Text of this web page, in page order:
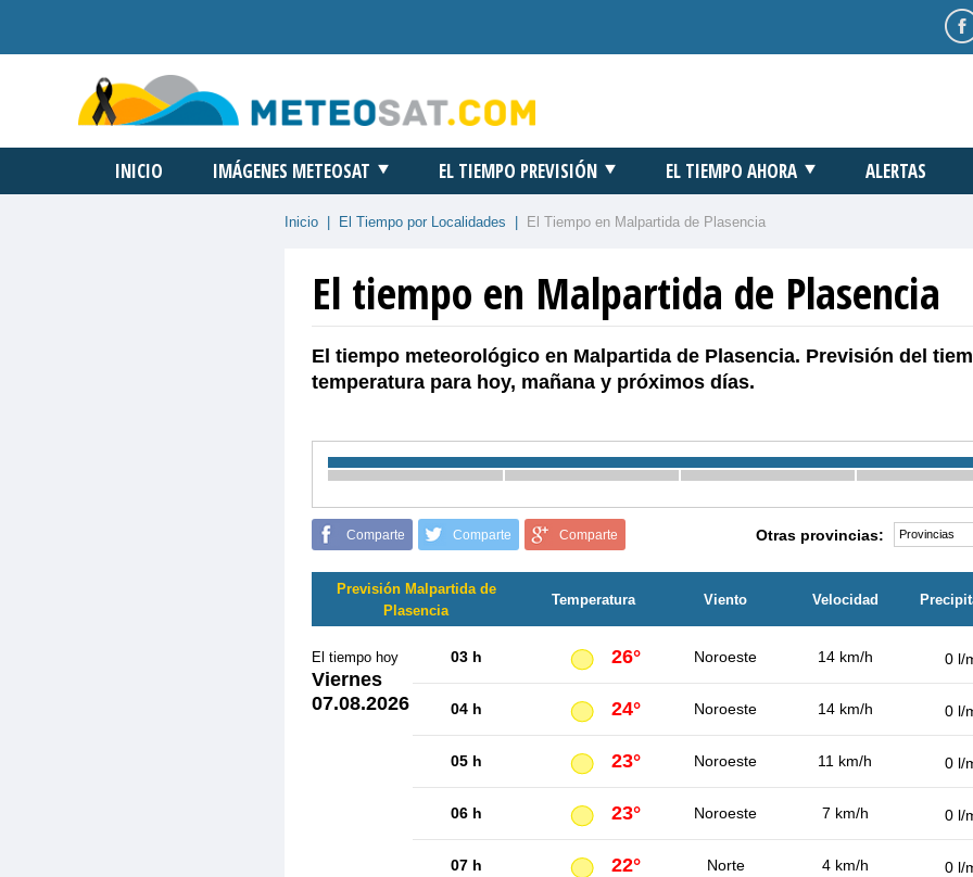
INICIO IMÁGENES METEOSAT EL TIEMPO PREVISIÓN EL TIEMPO AHORA ALERTAS
Inicio El Tiempo por Localidades El Tiempo en Malpartida de Plasencia
El tiempo en Malpartida de Plasencia
El tiempo meteorológico en Malpartida de Plasencia. Previsión del
temperatura para hoy, mañana y próximos días.
Comparte Comparte Comparte Otras provincias:
Previsión Malpartida de
Plasencia
Temperatura Viento Velocidad
El tiempo hoy
Viernes
07.08.2026
03 h 26° Noroeste 14 km/h 0 l/
04 h 24° Noroeste 14 km/h 0 l/
05 h 23° Noroeste 11 km/h 0 l/
06 h 23° Noroeste 7 km/h 0 l/
07 h 22° Norte 4 km/h 0 l/